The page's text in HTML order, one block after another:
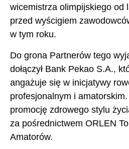
wicemistrza olimpijskiego od
przed wyścigiem
w tym roku.
Do grona Partnerów tego
dołączył Bank Pekao S.A.,
angażuje się w inicjatywy
profesjonalnym i
promocję zdrowego stylu
za pośrednictwem ORLEN
Amatorów.